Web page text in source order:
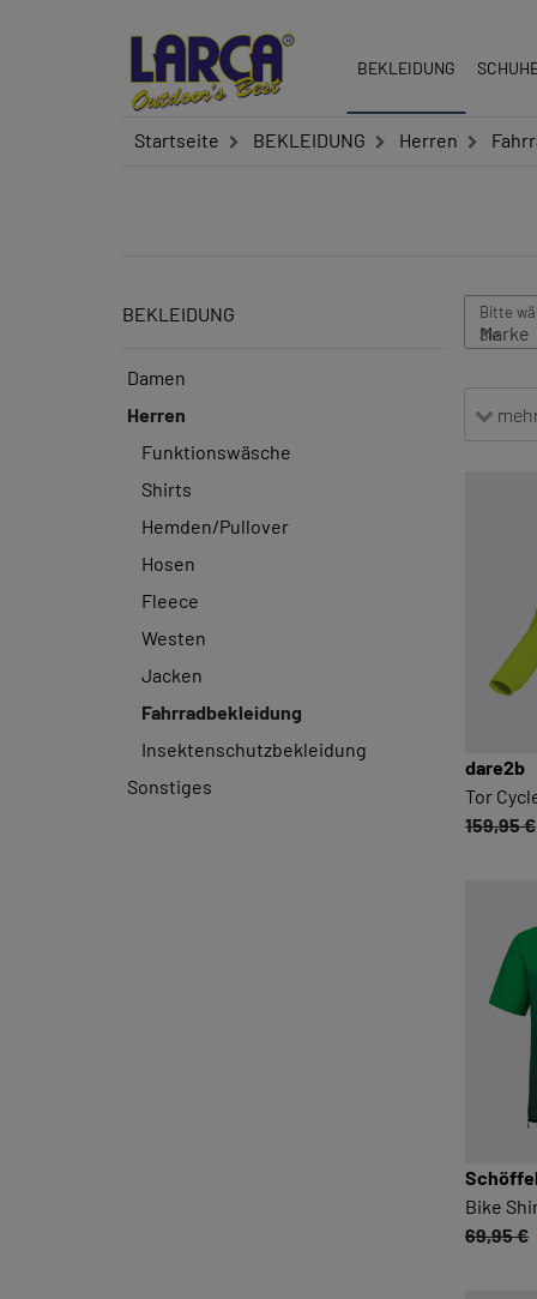
BEKLEIDUNG
Startseite BEKLEIDUNG Herren
BEKLEIDUNG
Damen
Herren
Funktionswäsche
Shirts
Hemden/Pullover
Hosen
Fleece
Westen
Jacken
Fahrradbekleidung
Insektenschutzbekleidung
Sonstiges
dare2b
Tor
159,95 €
Schöffel
Bike
69,95 €